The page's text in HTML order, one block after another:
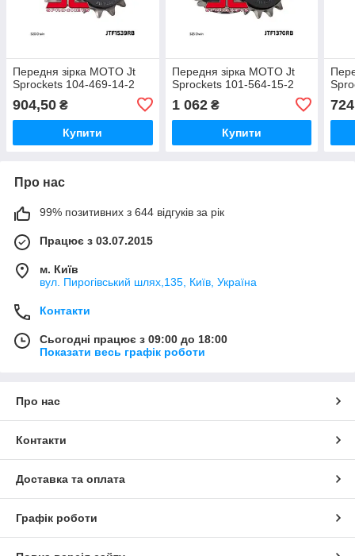
Передня зірка MOTO Jt
Sprockets 104-469-14-2
904,50 ₴
Купити
Передня зірка MOTO Jt
Sprockets 101-564-15-2
1 062₴
Купити
Про нас
99% позитивних з 644 відгуків за рік
Працює з 03.07.2015
м. Київ
вул. Пирогівський шлях,135, Київ, Україна
Контакти
Сьогодні працює з 09:00 до 18:00
Показати весь графік роботи
Про нас
Контакти
Доставка та оплата
Графік роботи